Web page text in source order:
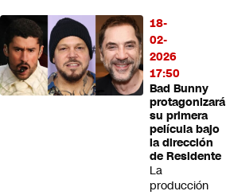
18-
02-
2026
17:50
Bad Bunny
protagonizará
su primera
película bajo
la dirección
de Residente
La
producción